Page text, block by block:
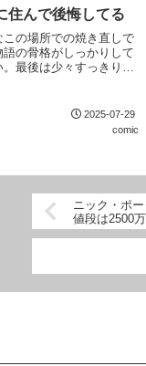
住んで後悔してる
の場所での焼き直しで
の骨格がしっかりして
最後は少々すっきりし
2025-07-29
comic
ニック・ポ
値段は2500